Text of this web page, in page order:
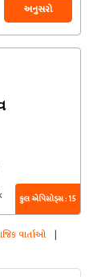
અનુસરો
કુલ એપિસોડ્સ : 15
વાર્તાઓ |